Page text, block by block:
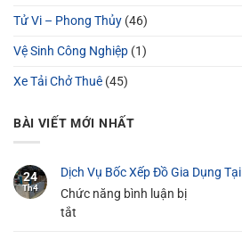
Tử Vi – Phong Thủy (46)
Vệ Sinh Công Nghiệp (1)
Xe Tải Chở Thuê (45)
BÀI VIẾT MỚI NHẤT
24
Th4
Dịch Vụ Bốc Xếp Đồ Gia Dụng
Chức năng bình luận bị
tắt